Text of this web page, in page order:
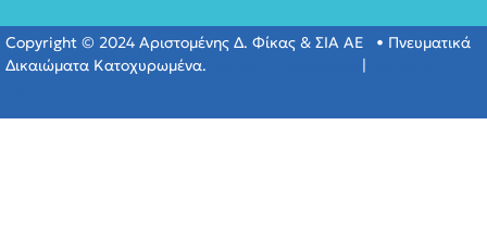
Copyright © 2024 Αριστομένης Δ. Φίκας & ΣΙΑ ΑΕ • Πνευματικά
Δικαιώματα Κατοχυρωμένα.
|